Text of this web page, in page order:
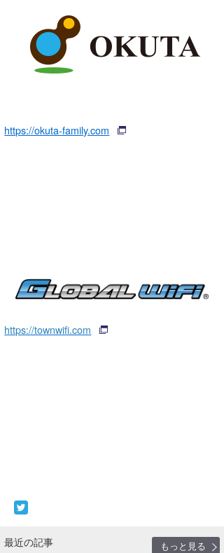
https://okuta-family.com
https://townwifi.com
最近の記事
もっと見る